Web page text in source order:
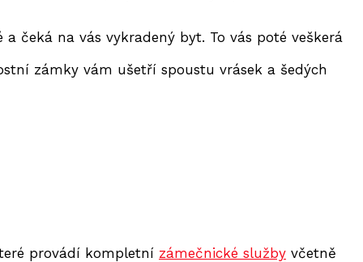
čeká na vás vykradený byt. To vás poté veškerá
zámky vám ušetří spoustu vrásek a šedých
provádí kompletní zámečnické služby včetně